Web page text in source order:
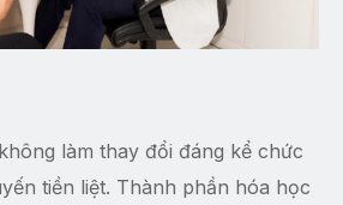
làm thay đổi đáng kể chức
tiền liệt. Thành phần hóa học